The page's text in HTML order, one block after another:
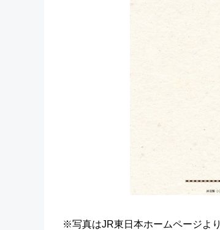
※写真はJR東日本ホームページより